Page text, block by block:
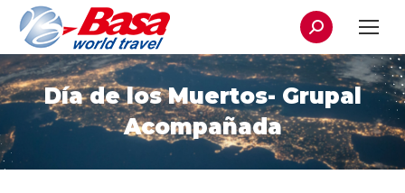
Buscar:
Día de los Muertos- Grupal
Acompañada